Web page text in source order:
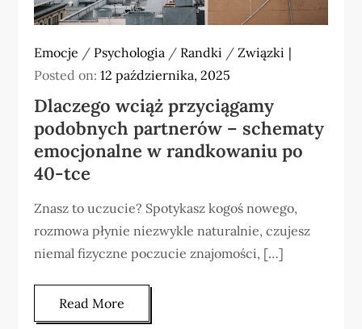
Emocje / Psychologia / Randki /Związki
Posted on:12 października, 2025
Dlaczego wciąż przyciągamy
podobnych partnerów – schematy
emocjonalne w randkowaniu po
40-tce
Znasz to uczucie? Spotykasz kogoś nowego,
rozmowa płynie niezwykle naturalnie, czujesz
niemal fizyczne poczucie znajomości, […]
Read More